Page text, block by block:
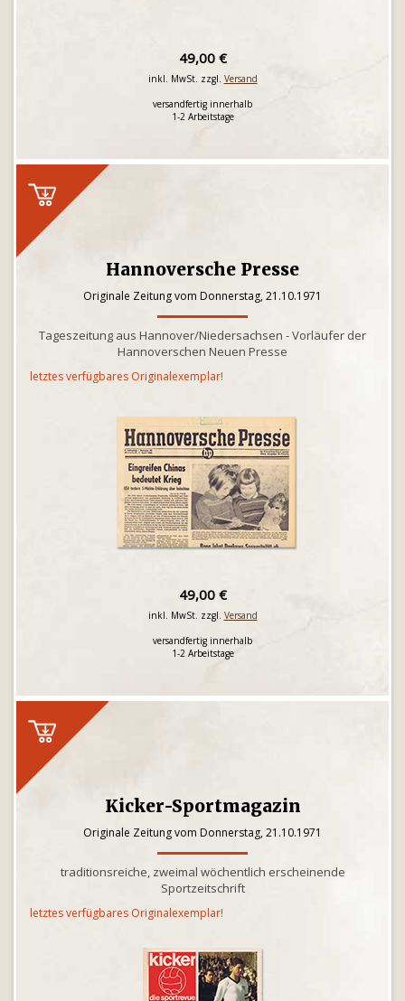
49,00 €
inkl. MwSt. zzgl. Versand
versandfertig innerhalb
1-2 Arbeitstage
Hannoversche Presse
Originale Zeitung vom Donnerstag, 21.10.1971
Tageszeitung aus Hannover/Niedersachsen - Vorläufer der
Hannoverschen Neuen Presse
letztes verfügbares Originalexemplar!
49,00 €
inkl. MwSt. zzgl. Versand
versandfertig innerhalb
1-2 Arbeitstage
Kicker-Sportmagazin
Originale Zeitung vom Donnerstag, 21.10.1971
traditionsreiche, zweimal wöchentlich erscheinende
Sportzeitschrift
letztes verfügbares Originalexemplar!